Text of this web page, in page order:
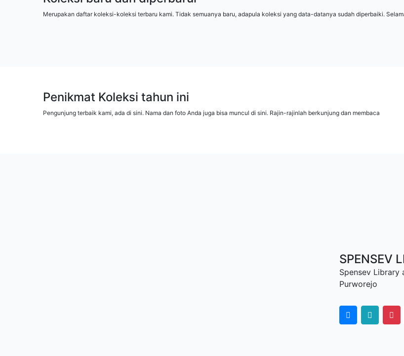
Merupakan daftar koleksi-koleksi terbaru kami. Tidak semuanya baru, adapula koleksi yang data-datanya sudah diperbaiki.
Penikmat Koleksi tahun ini
Pengunjung terbaik kami, ada di sini. Nama dan foto Anda juga bisa muncul di sini. Rajin-rajinlah berkunjung dan membaca
SPENSEV
Spensev Library
Purworejo